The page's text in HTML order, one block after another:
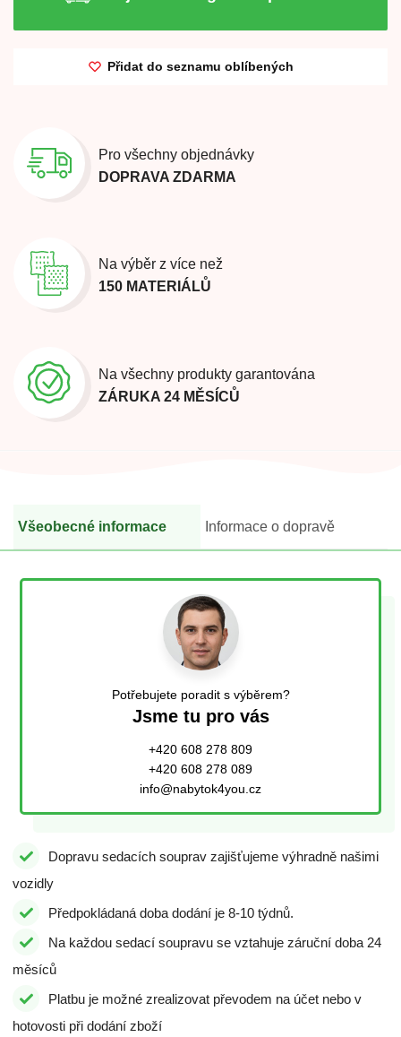
Přidat do seznamu oblíbených
Pro všechny objednávky
DOPRAVA ZDARMA
Na výběr z více než
150 MATERIÁLŮ
Na všechny produkty garantována
ZÁRUKA 24 MĚSÍCŮ
Všeobecné informace Informace o dopravě
Potřebujete poradit s výběrem?
Jsme tu pro vás
+420 608 278 809
+420 608 278 089
info@nabytok4you.cz
Dopravu sedacích souprav zajišťujeme výhradně našimi
vozidly
Předpokládaná doba dodání je 8-10 týdnů.
Na každou sedací soupravu se vztahuje záruční doba 24
měsíců
Platbu je možné zrealizovat převodem na účet nebo v
hotovosti při dodání zboží